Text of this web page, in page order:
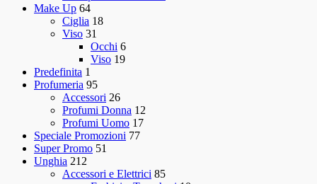
Make Up 64
Ciglia 18
Viso 31
Occhi 6
Viso 19
Predefinita 1
Profumeria 95
Accessori 26
Profumi Donna 12
Profumi Uomo 17
Speciale Promozioni 77
Super Promo 51
Unghia 212
Accessori e Elettrici 85